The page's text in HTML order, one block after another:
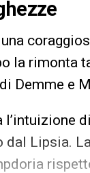
la rimonta
Demme e
di
dal Lipsia.